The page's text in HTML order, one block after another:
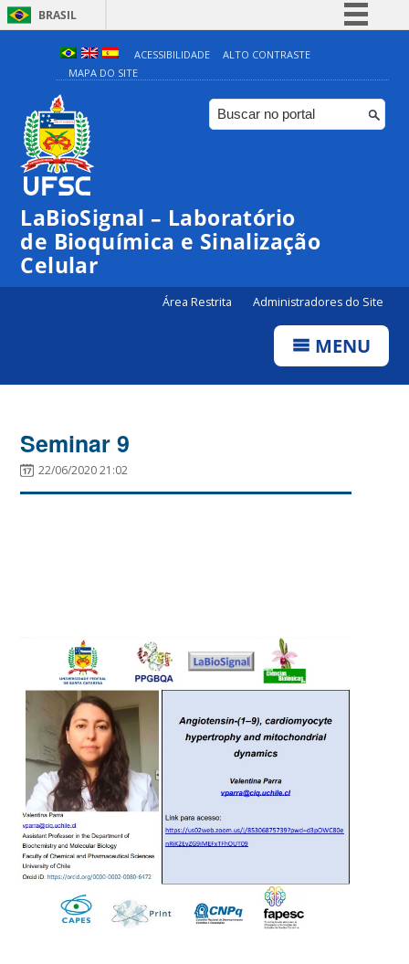
BRASIL
Simplifique!
Comunica BR
Participe
ACESSIBILIDADE
ALTO CONTRASTE
MAPA DO SITE
LaBioSignal – Laboratório
de Bioquímica e Sinalização
Celular
Área Restrita Administradores do Site
MENU
Seminar 9
22/06/2020 21:02